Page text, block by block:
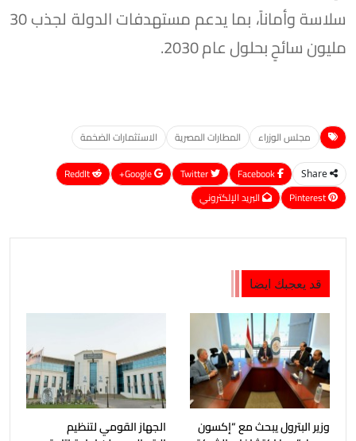
سلاسة وأماناً، بما يدعم مستهدفات الدولة لجذب 30
مليون سائحٍ بحلول عام 2030.
مجلس الوزراء المطارات المصرية الاستثمارات الضخمة
Share
Google+
ReddIt
Pinterest
البريد الإلكتروني
قد يعجبك ايضا
وزير البترول يبحث مع “إكسون
الجهاز القومي لتنظيم